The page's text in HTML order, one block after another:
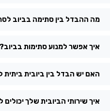
מה ההבדל בין סתימה בביוב
איך אפשר למנוע סתימות בביוב?
האם יש הבדל בין ביובית ביתית
איך שירותי הביובית שלך יכולים